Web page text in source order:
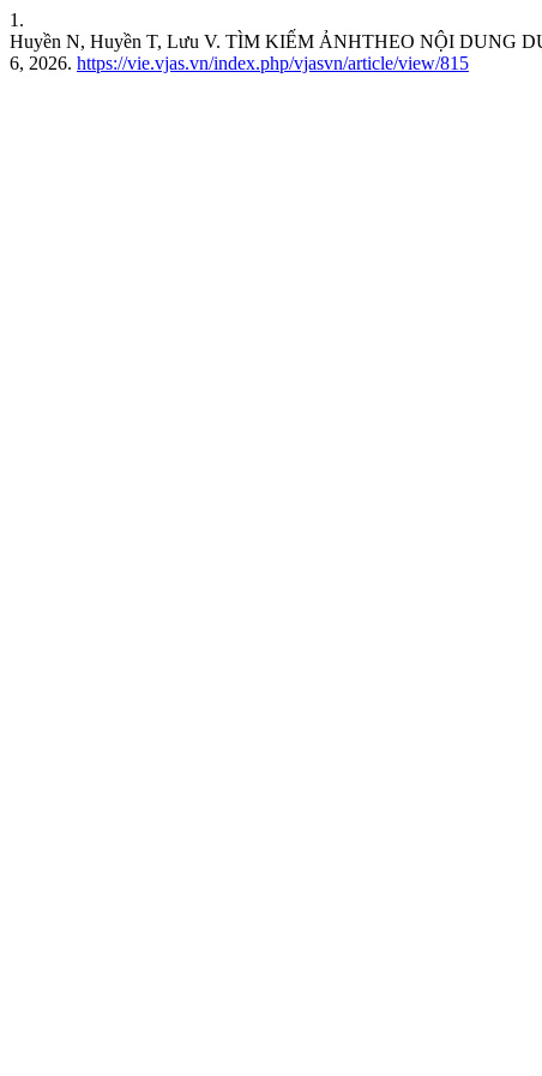
1.
Huyền N, Huyền T, Lưu V. TÌM KIẾM ẢNHTHEO NỘI DUNG
6, 2026. https://vie.vjas.vn/index.php/vjasvn/article/view/815